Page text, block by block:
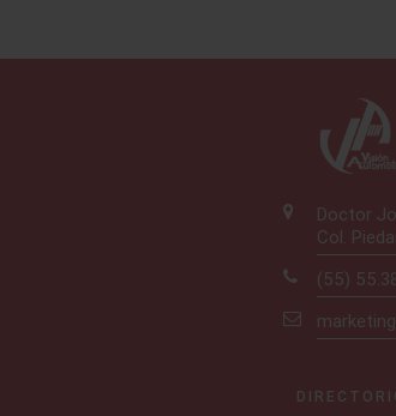
Doctor
Col.
(55)